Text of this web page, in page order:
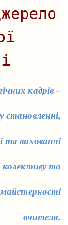
кадрів –
становленні,
та вихованні
колективу та
майстерності
вчителя.